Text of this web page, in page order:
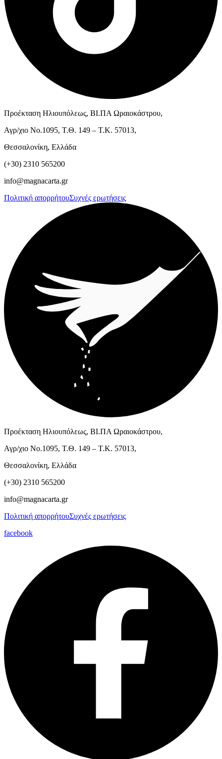
Προέκταση Ηλιουπόλεως, ΒΙ.ΠΑ Ωραιοκάστρου,
Αγρ/χιο Νο.1095, Τ.Θ. 149 – Τ.Κ. 57013,
Θεσσαλονίκη, Ελλάδα
(+30) 2310 565200
info@magnacarta.gr
Πολιτική απορρήτουΣυχνές ερωτήσεις
Προέκταση Ηλιουπόλεως, ΒΙ.ΠΑ Ωραιοκάστρου,
Αγρ/χιο Νο.1095, Τ.Θ. 149 – Τ.Κ. 57013,
Θεσσαλονίκη, Ελλάδα
(+30) 2310 565200
info@magnacarta.gr
Πολιτική απορρήτουΣυχνές ερωτήσεις
facebook